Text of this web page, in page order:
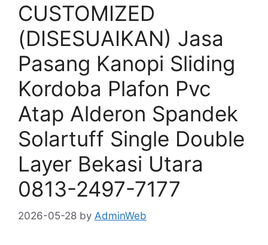
CUSTOMIZED
(DISESUAIKAN) Jasa
Pasang Kanopi Sliding
Kordoba Plafon Pvc
Atap Alderon Spandek
Solartuff Single Double
Layer Bekasi Utara
0813-2497-7177
2026-05-28 by AdminWeb